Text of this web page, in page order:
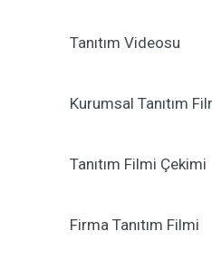
Tanıtım Videosu
Kurumsal Tanıtım
Tanıtım Filmi Çekimi
Firma Tanıtım Filmi